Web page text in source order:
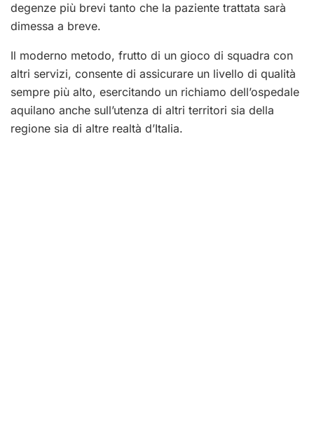
degenze più brevi tanto che la paziente trattata sarà
dimessa a breve.
Il moderno metodo, frutto di un gioco di squadra con
altri servizi, consente di assicurare un livello di qualità
sempre più alto, esercitando un richiamo dell’ospedale
aquilano anche sull’utenza di altri territori sia della
regione sia di altre realtà d’Italia.